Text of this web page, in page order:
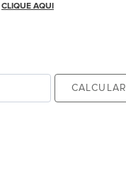
CLIQUE AQUI
CALCULAR